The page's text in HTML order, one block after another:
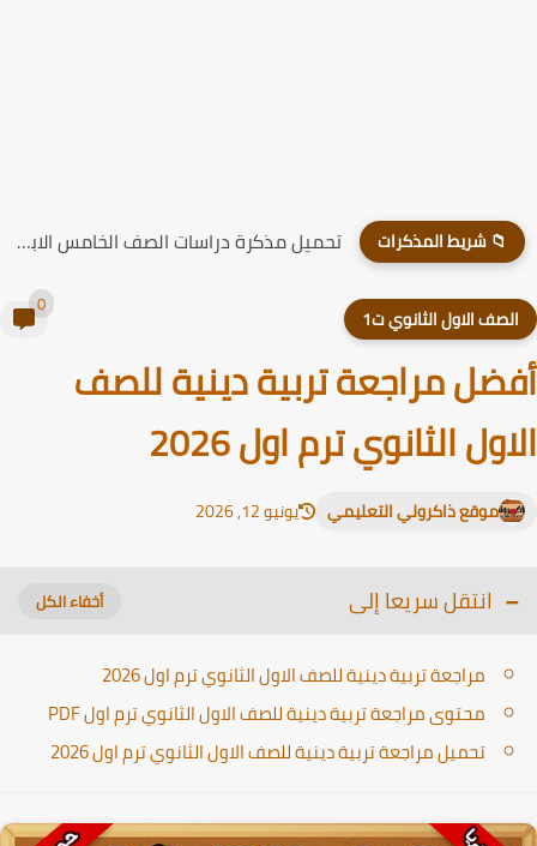
📁 شريط المذكرات تحميل مذكرة دراسات الصف الخامس الابتدائي الترم الاول 2026
الاول الثانوي ت1
مراجعة تربية دينية للصف
الثانوي ترم اول 2026
موقع ذاكرولي التعليمي يونيو 12, 2026
انتقل سريعا إلى
مراجعة تربية دينية للصف الاول الثانوي ترم اول 2026
محتوى مراجعة تربية دينية للصف الاول الثانوي ترم اول PDF
تحميل مراجعة تربية دينية للصف الاول الثانوي ترم اول 2026